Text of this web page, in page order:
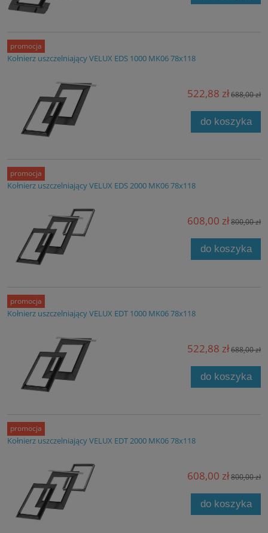
Kołnierz uszczelniający VELUX EDS 1000 MK06 78x118
522,88 zł688,00 zł
do koszyka
promocja
Kołnierz uszczelniający VELUX EDS 2000 MK06 78x118
608,00 zł800,00 zł
do koszyka
promocja
Kołnierz uszczelniający VELUX EDT 1000 MK06 78x118
522,88 zł688,00 zł
do koszyka
promocja
Kołnierz uszczelniający VELUX EDT 2000 MK06 78x118
608,00 zł800,00 zł
do koszyka
promocja